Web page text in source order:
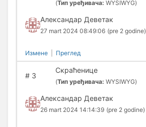
(Тип уређивача: WYSIWYG)
Александар Деветак
27 mart 2024 08:49:06 (pre 2 godine)
Измене Преглед
#3
Скраћенице
(Тип уређивача: WYSIWYG)
Александар Деветак
26 mart 2024 14:14:39 (pre 2 godine)